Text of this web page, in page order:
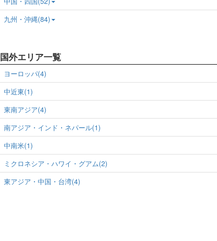
九州・沖縄(84)
国外エリア一覧
ヨーロッパ(4)
中近東(1)
東南アジア(4)
南アジア・インド・ネパール(1)
中南米(1)
ミクロネシア・ハワイ・グアム(2)
東アジア・中国・台湾(4)